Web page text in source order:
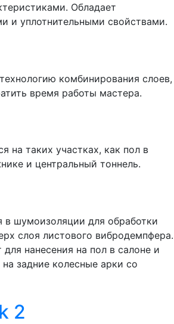
Обладает
и уплотнительными свойствами.
комбинирования слоев,
время работы мастера.
на таких участках, как пол в
и центральный тоннель.
в шумоизоляции для обработки
слоя листового вибродемпфера.
нанесения на пол в салоне и
задние колесные арки со
2